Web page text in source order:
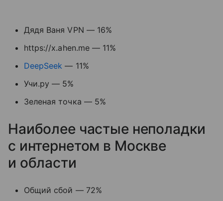
Дядя Ваня VPN — 16%
https://x.ahen.me — 11%
DeepSeek — 11%
Учи.ру — 5%
Зеленая точка — 5%
Наиболее частые неполадки
с интернетом в Москве
и области
Общий сбой — 72%